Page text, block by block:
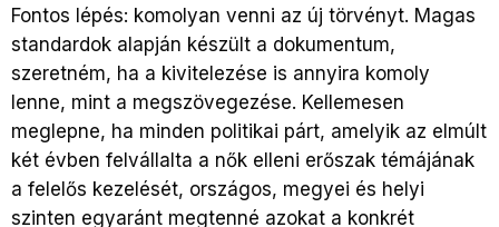
Fontos lépés: komolyan venni az új törvényt. Magas
standardok alapján készült a dokumentum,
szeretném, ha a kivitelezése is annyira komoly
lenne, mint a megszövegezése. Kellemesen
meglepne, ha minden politikai párt, amelyik az elmúlt
két évben felvállalta a nők elleni erőszak témájának
a felelős kezelését, országos, megyei és helyi
szinten egyaránt megtenné azokat a konkrét